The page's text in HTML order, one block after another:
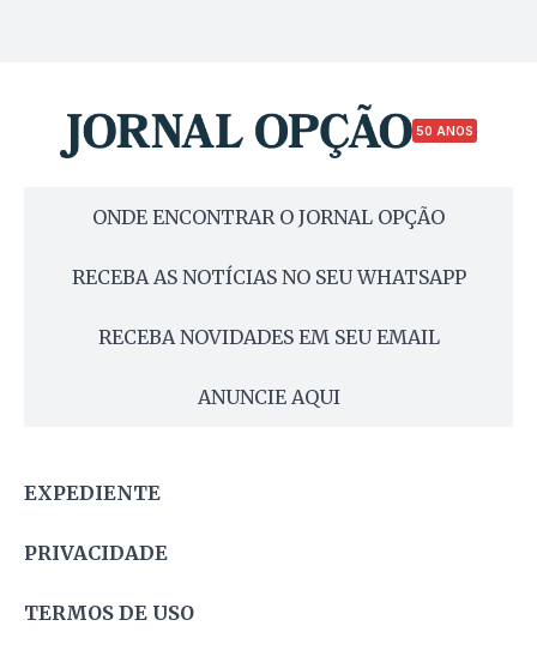
50 ANOS
ONDE ENCONTRAR O JORNAL OPÇÃO
RECEBA AS NOTÍCIAS NO SEU WHATSAPP
RECEBA NOVIDADES EM SEU EMAIL
ANUNCIE AQUI
EXPEDIENTE
PRIVACIDADE
TERMOS DE USO